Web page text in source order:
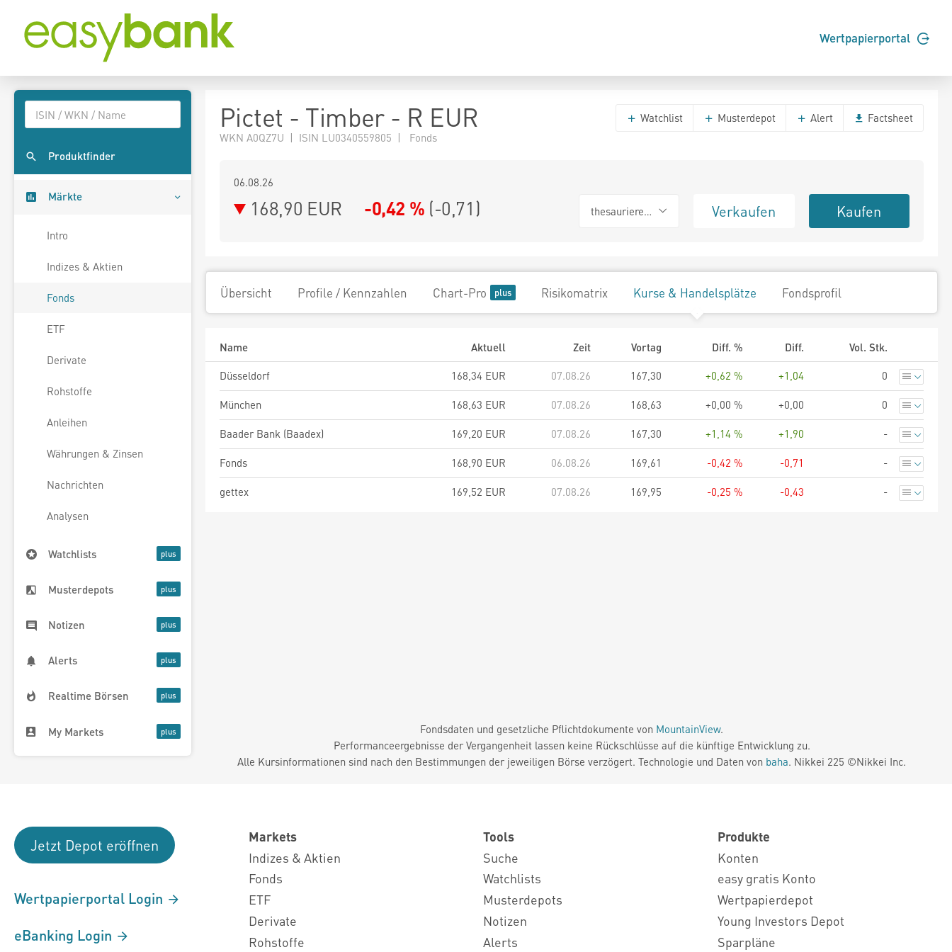
Wertpapierportal
Produktfinder
Märkte
Intro
Indizes & Aktien
Fonds
ETF
Derivate
Rohstoffe
Anleihen
Währungen & Zinsen
Nachrichten
Analysen
Watchlists
Musterdepots
Notizen
Alerts
Realtime Börsen
My Markets
Pictet - Timber - R EUR
WKN A0QZ7U | ISIN LU0340559805 | Fonds
Watchlist Musterdepot Alert Factsheet
06.08.26
168,90 EUR -0,42 % (-0,71) thesaurierend Verkaufen Kaufen
Übersicht Profile / Kennzahlen Chart-Pro Risikomatrix Kurse & Handelsplätze Fondsprofil
Name Aktuell Zeit Vortag Diff. % Diff.
Vol. Stk.
Düsseldorf
168,34 EUR 07.08.26 167,30 +0,62 % +1,04 0
München 168,63 EUR 07.08.26 168,63 +0,00 % +0,00 0
Baader Bank (Baadex) 169,20 EUR 07.08.26 167,30 +1,14 % +1,90 -
Fonds 168,90 EUR 06.08.26 169,61 -0,42 % -0,71 -
gettex 169,52 EUR 07.08.26 169,95 -0,25 % -0,43 -
Fondsdaten und gesetzliche Pflichtdokumente von MountainView.
Performanceergebnisse der Vergangenheit lassen keine Rückschlüsse auf die künftige Entwicklung zu.
Alle Kursinformationen sind nach den Bestimmungen der jeweiligen Börse verzögert. Technologie und Daten von baha. Nikkei 225 ©Nikkei Inc.
Jetzt Depot eröffnen
Wertpapierportal Login
eBanking Login
Markets
Indizes & Aktien
Fonds
ETF
Derivate
Rohstoffe
Tools
Suche
Watchlists
Musterdepots
Notizen
Alerts
Produkte
Konten
easy gratis Konto
Wertpapierdepot
Young Investors Depot
Sparpläne